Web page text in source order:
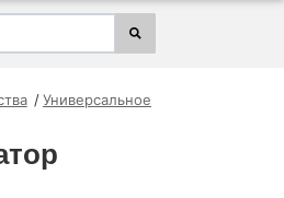
Универсальное